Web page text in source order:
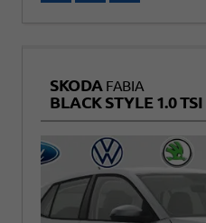
SKODA FABIA